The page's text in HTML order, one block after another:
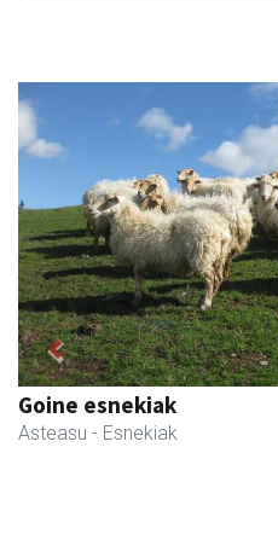
Goine esnekiak
Asteasu - Esnekiak
Previous